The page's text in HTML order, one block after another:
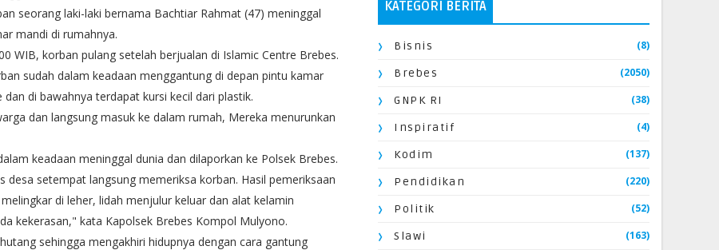
seorang laki-laki bernama Bachtiar Rahmat (47) meninggal
mandi di rumahnya.
WIB, korban pulang setelah berjualan di Islamic Centre Brebes.
sudah dalam keadaan menggantung di depan pintu kamar
di bawahnya terdapat kursi kecil dari plastik.
dan langsung masuk ke dalam rumah, Mereka menurunkan
keadaan meninggal dunia dan dilaporkan ke Polsek Brebes.
setempat langsung memeriksa korban. Hasil pemeriksaan
di leher, lidah menjulur keluar dan alat kelamin
kekerasan," kata Kapolsek Brebes Kompol Mulyono.
sehingga mengakhiri hidupnya dengan cara gantung
KATEGORI BERITA
Bisnis (8)
Brebes (2050)
GNPK RI (38)
Inspiratif (4)
Kodim (137)
Pendidikan (220)
Politik (52)
Slawi (163)